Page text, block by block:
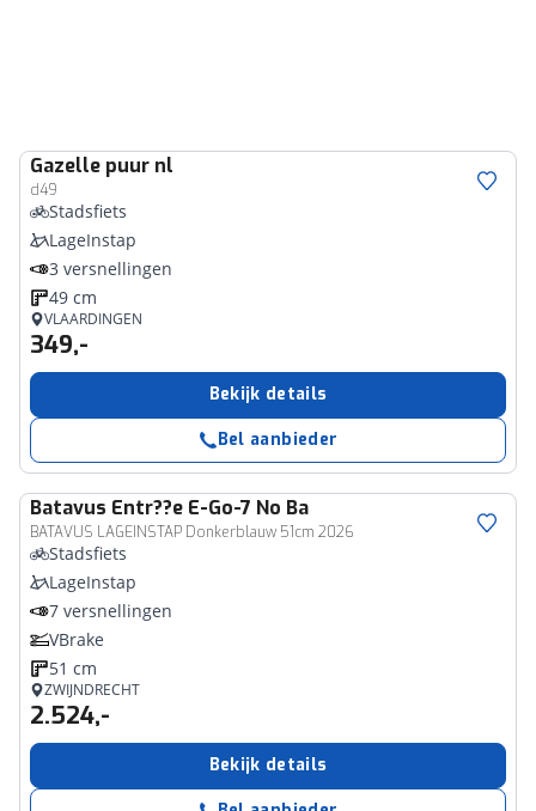
Gazelle puur nl
d49
Stadsfiets
LageInstap
3 versnellingen
49 cm
VLAARDINGEN
349,-
Bekijk details
Bel aanbieder
Batavus Entr??e E-Go-7 No Ba
BATAVUS LAGEINSTAP Donkerblauw 51cm 2026
Stadsfiets
LageInstap
7 versnellingen
VBrake
51 cm
ZWIJNDRECHT
2.524,-
Bekijk details